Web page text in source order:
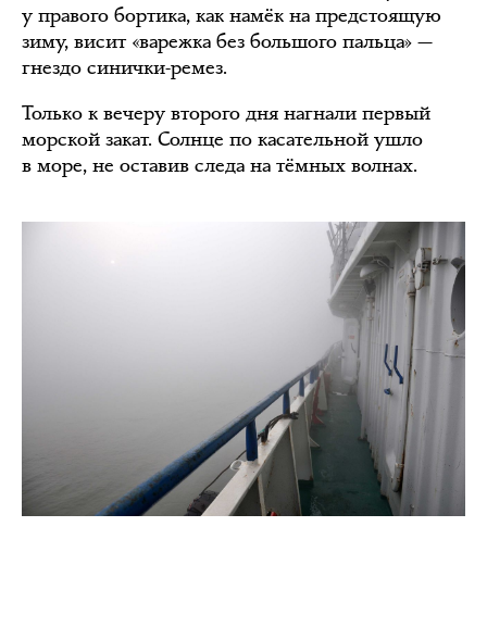
у правого бортика, как намёк на предстоящую
зиму, висит «варежка без большого пальца» —
гнездо синички-ремез.
Только к вечеру второго дня нагнали первый
морской закат. Солнце по касательной ушло
в море, не оставив следа на тёмных волнах.